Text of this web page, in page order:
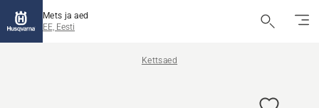
Mets ja aed
EE, Eesti
Kettsaed